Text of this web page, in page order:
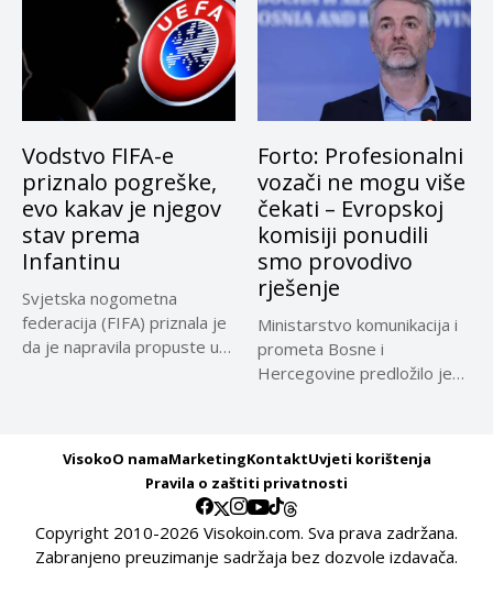
Vodstvo FIFA-e
priznalo pogreške,
evo kakav je njegov
stav prema
Infantinu
Svjetska nogometna
federacija (FIFA) priznala je
da je napravila propuste u
Forto: Profesionalni
vozači ne mogu više
čekati – Evropskoj
komisiji ponudili
smo provodivo
rješenje
Ministarstvo komunikacija i
prometa Bosne i
Hercegovine predložilo je
VisokoO namaMarketingKontaktUvjeti korištenja
Pravila o zaštiti privatnosti
Copyright 2010-2026 Visokoin.com. Sva prava zadržana.
Zabranjeno preuzimanje sadržaja bez dozvole izdavača.